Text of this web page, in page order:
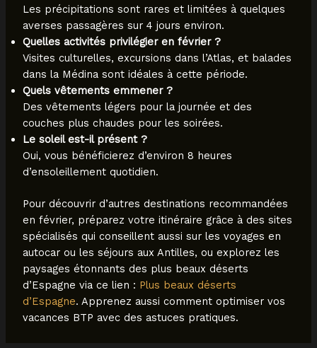
Les précipitations sont rares et limitées à quelques
averses passagères sur 4 jours environ.
Quelles activités privilégier en février ?
Visites culturelles, excursions dans l’Atlas, et balades
dans la Médina sont idéales à cette période.
Quels vêtements emmener ?
Des vêtements légers pour la journée et des
couches plus chaudes pour les soirées.
Le soleil est-il présent ?
Oui, vous bénéficierez d’environ 8 heures
d’ensoleillement quotidien.
Pour découvrir d’autres destinations recommandées
en février, préparez votre itinéraire grâce à des sites
spécialisés qui conseillent aussi sur les voyages en
autocar ou les séjours aux Antilles, ou explorez les
paysages étonnants des plus beaux déserts
d’Espagne via ce lien : Plus beaux déserts
d’Espagne. Apprenez aussi comment optimiser vos
vacances BTP avec des astuces pratiques.